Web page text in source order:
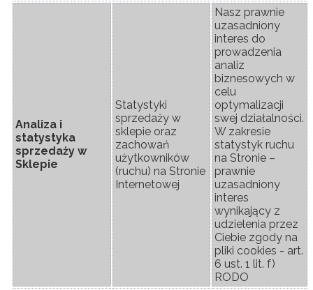
Analiza i
statystyka
sprzedaży w
Sklepie
Statystyki
sprzedaży w
sklepie oraz
zachowań
użytkowników
(ruchu) na Stronie
Internetowej
Nasz prawnie
uzasadniony
interes do
prowadzenia
analiz
biznesowych w
celu
optymalizacji
swej działalności.
W zakresie
statystyk ruchu
na Stronie –
prawnie
uzasadniony
interes
wynikający z
udzielenia przez
Ciebie zgody na
pliki cookies - art.
6 ust. 1 lit. f)
RODO